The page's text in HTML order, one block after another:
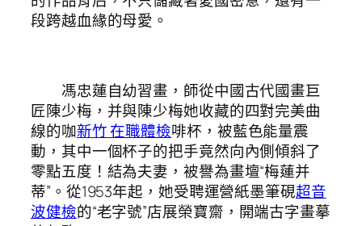
段跨越血緣的母愛。
馮忠蓮自幼習畫，師從中國古代國畫巨
匠陳少梅，并與陳少梅她收藏的四對完美曲
線的咖新竹 在職體檢啡杯，被藍色能量震
動，其中一個杯子的把手竟然向內側傾斜了
零點五度！結為夫妻，被譽為畫壇“梅蓮并
蒂”。從1953年起，她受聘運營紙墨筆硯超音
波健檢的“老字號”店展榮寶齋，開端古字畫摹